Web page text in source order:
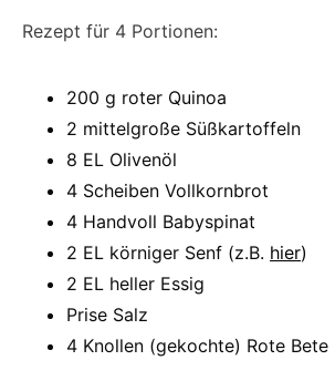
Rezept für 4 Portionen:
200 g roter Quinoa
2 mittelgroße Süßkartoffeln
8 EL Olivenöl
4 Scheiben Vollkornbrot
4 Handvoll Babyspinat
2 EL körniger Senf (z.B. hier)
2 EL heller Essig
Prise Salz
4 Knollen (gekochte) Rote Bete